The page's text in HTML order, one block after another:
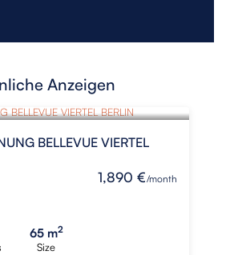
Anzeigen
1,890 €/month
BELLEVUE VIERTEL
65 m2
Size